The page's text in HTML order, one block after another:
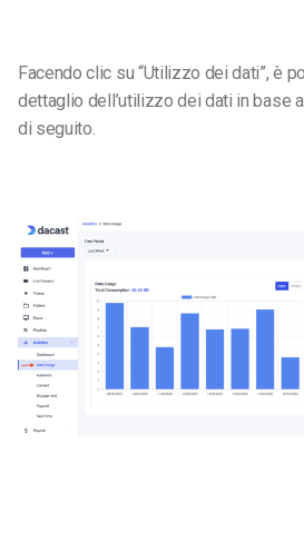
Facendo clic su “Utilizzo dei dati”, è
dettaglio dell’utilizzo dei dati in base
di seguito.